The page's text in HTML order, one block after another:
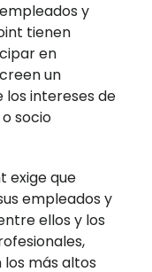
y
tienen
en
un
intereses de
socio
exige que
empleados y
ellos y los
más altos